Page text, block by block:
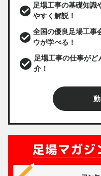
足場工事の基礎知識
やすく解説！
全国の優良足場工事
ウが学べる！
足場工事の仕事が
介！